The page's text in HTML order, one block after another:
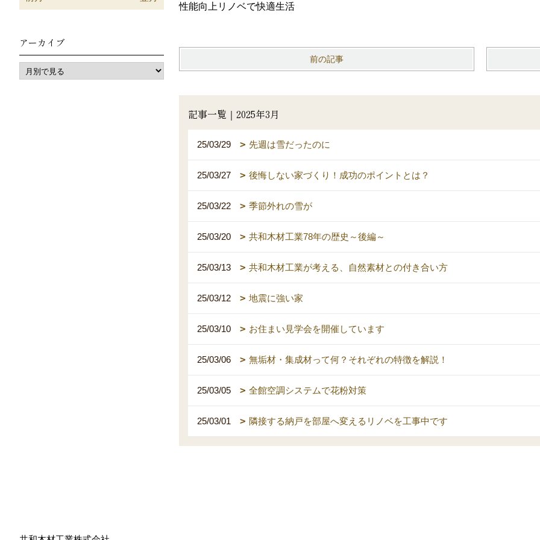
性能向上リノベで快適生活
前の記事
記事一覧｜2025年3月
25/03/29 先週は雪だったのに
25/03/27 後悔しない家づくり！成功のポイントとは？
25/03/22 季節外れの雪が
25/03/20 共和木材工業78年の歴史～後編～
25/03/13 共和木材工業が考える、自然素材との付き合い方
25/03/12 地震に強い家
25/03/10 お住まい見学会を開催しています
25/03/06 無垢材・集成材って何？それぞれの特徴を解説！
25/03/05 全館空調システムで花粉対策
25/03/01 隣接する納戸を部屋へ変えるリノベを工事中です
アーカイブ